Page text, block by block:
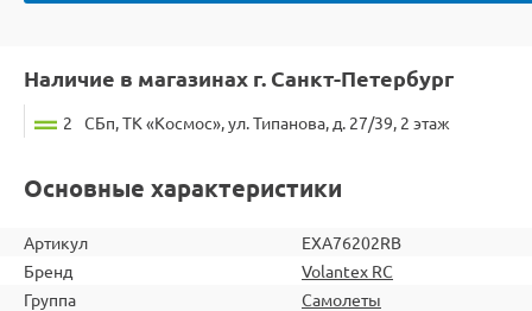
Наличие в магазинах г. Санкт-Петербург
2 СБп, ТК «Космос», ул. Типанова, д. 27/39, 2 этаж
Основные характеристики
Артикул
EXA76202RB
Бренд
Volantex RC
Группа
Самолеты